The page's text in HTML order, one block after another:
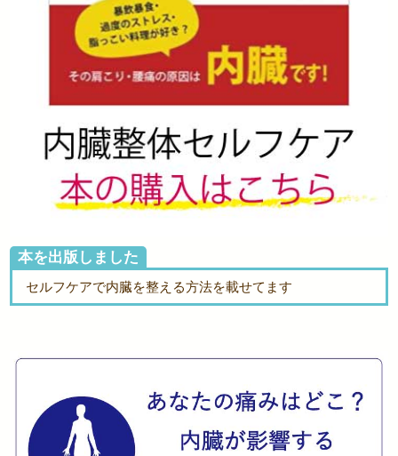
本を出版しました
セルフケアで内臓を整える方法を載せてます